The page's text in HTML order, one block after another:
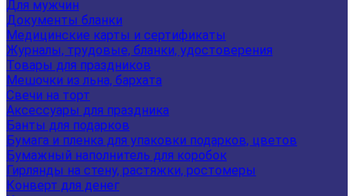
Для мужчин
Документы бланки
Медицинские карты и сертификаты
Журналы, трудовые, бланки, удостоверения
Товары для праздников
Мешочки из льна, бархата
Свечи на торт
Аксессуары для праздника
Банты для подарков
Бумага и пленка для упаковки подарков, цветов
Бумажный наполнитель для коробок
Гирлянды на стену, растяжки, ростомеры
Конверт для денег